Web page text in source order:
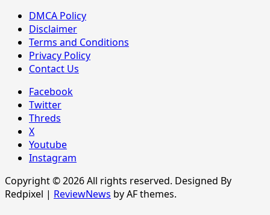
DMCA Policy
Disclaimer
Terms and Conditions
Privacy Policy
Contact Us
Facebook
Twitter
Threds
X
Youtube
Instagram
Copyright © 2026 All rights reserved. Designed By
Redpixel | ReviewNews by AF themes.